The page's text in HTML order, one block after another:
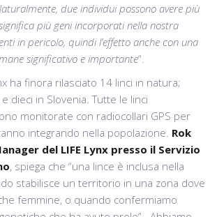
due individui possono avere più
più geni incorporati nella nostra
in pericolo, quindi l’effetto anche con una
significativo e importante“.
ha finora rilasciato 14 linci in natura;
dieci in Slovenia. Tutte le linci
monitorate con radiocollari GPS per
integrando nella popolazione. Rok
del LIFE Lynx presso il Servizio
, spiega che “una lince è inclusa nella
stabilisce un territorio in una zona dove
femmine, o quando confermiamo